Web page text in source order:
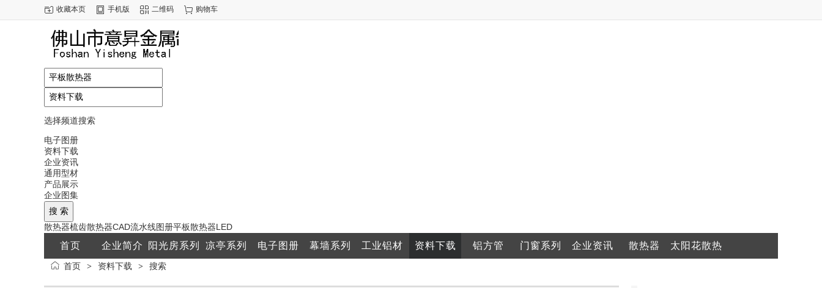
收藏本页 手机版 二维码 购物车
选择频道搜索
电子图册
资料下载
企业资讯
通用型材
产品展示
企业图集
散热器梳齿散热器CAD流水线图册平板散热器LED
首页 企业简介 阳光房系列 凉亭系列 电子图册 幕墙系列 工业铝材 资料下载 铝方管 门窗系列 企业资讯 散热器 太阳花散热
联系方式 配件系列 通用型材
首页 > 资料下载 > 搜索